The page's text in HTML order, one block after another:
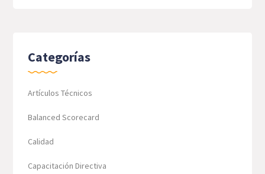
Categorías
Artículos Técnicos
Balanced Scorecard
Calidad
Capacitación Directiva